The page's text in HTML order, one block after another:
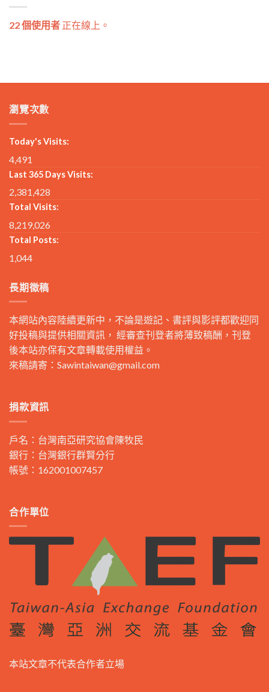
22 個使用者 正在線上。
瀏覽次數
Today's Visits:
4,491
Last 365 Days Visits:
2,381,428
Total Visits:
8,219,026
Total Posts:
1,044
長期徵稿
本網站內容陸續更新中，不論是遊記、書評與影評都歡迎同
好投稿與提供相關資訊， 經審查刊登者將薄致稿酬，刊登
後本站亦保有文章轉載使用權益。
來稿請寄： Sawintaiwan@gmail.com
捐款資訊
戶名：台灣南亞研究協會陳牧民
銀行：台灣銀行群賢分行
帳號：162001007457
合作單位
本站文章不代表合作者立場